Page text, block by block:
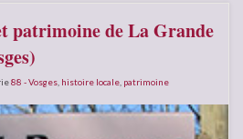
patrimoine de La Grande
88 - Vosges histoire locale patrimoine